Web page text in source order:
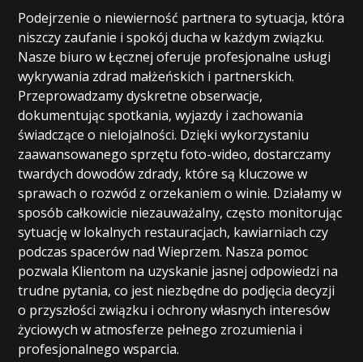
Podejrzenie o niewierność partnera to sytuacja, która
niszczy zaufanie i spokój ducha w każdym związku.
Nasze biuro w Łęcznej oferuje profesjonalne usługi
wykrywania zdrad małżeńskich i partnerskich.
Przeprowadzamy dyskretne obserwacje,
dokumentując spotkania, wyjazdy i zachowania
świadczące o nielojalności. Dzięki wykorzystaniu
zaawansowanego sprzętu foto-wideo, dostarczamy
twardych dowodów zdrady, które są kluczowe w
sprawach o rozwód z orzekaniem o winie. Działamy w
sposób całkowicie niezauważalny, często monitorując
sytuację w lokalnych restauracjach, kawiarniach czy
podczas spacerów nad Wieprzem. Nasza pomoc
pozwala Klientom na uzyskanie jasnej odpowiedzi na
trudne pytania, co jest niezbędne do podjęcia decyzji
o przyszłości związku i ochrony własnych interesów
życiowych w atmosferze pełnego zrozumienia i
profesjonalnego wsparcia.